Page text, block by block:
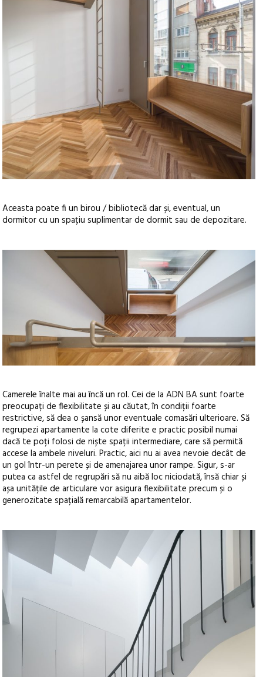
Aceasta poate fi un birou / bibliotecă dar și, eventual, un
dormitor cu un spațiu suplimentar de dormit sau de depozitare.
Camerele înalte mai au încă un rol. Cei de la ADN BA sunt foarte
preocupați de flexibilitate și au căutat, în condiții foarte
restrictive, să dea o șansă unor eventuale comasări ulterioare. Să
regrupezi apartamente la cote diferite e practic posibil numai
dacă te poți folosi de niște spații intermediare, care să permită
accese la ambele niveluri. Practic, aici nu ai avea nevoie decât de
un gol într-un perete și de amenajarea unor rampe. Sigur, s-ar
putea ca astfel de regrupări să nu aibă loc niciodată, însă chiar și
așa unitățile de articulare vor asigura flexibilitate precum și o
generozitate spațială remarcabilă apartamentelor.